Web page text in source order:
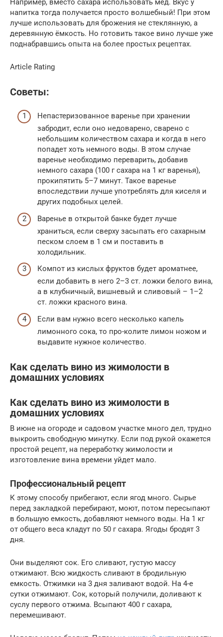
напитка тогда получается просто волшебный! При этом
лучше использовать для брожения не стеклянную, а
деревянную ёмкость. Но готовить такое вино лучше уже
поднабравшись опыта на более простых рецептах.
Article Rating
Советы:
Непастеризованное варенье при хранении
забродит, если оно недоварено, сварено с
небольшим количеством сахара и когда в него
попадет хоть немного воды. В этом случае
варенье необходимо переварить, добавив
немного сахара (100 г сахара на 1 кг варенья),
прокипятить 5–7 минут. Такое варенье
впоследствии лучше употреблять для киселя и
других подобных целей.
Варенье в открытой банке будет лучше
храниться, если сверху засыпать его сахарным
песком слоем в 1 см и поставить в
холодильник.
Компот из кислых фруктов будет ароматнее,
если добавить в него 2–3 ст. ложки белого вина,
а в клубничный, вишневый и сливовый – 1–2
ст. ложки красного вина.
Если вам нужно всего несколько капель
лимонного сока, то про-колите лимон ножом и
выдавите нужное количество.
Как сделать вино из жимолости в
домашних условиях
Как сделать вино из жимолости в
домашних условиях
В июне на огороде и садовом участке много дел, трудно
выкроить свободную минутку. Если под рукой окажется
простой рецепт, на переработку жимолости и
изготовление вина времени уйдет мало.
Профессиональный рецепт
К этому способу прибегают, если ягод много. Сырье
перед закладкой перебирают, моют, потом пересыпают
в большую емкость, добавляют немного воды. На 1 кг
от общего веса кладут по 50 г сахара. Ягоды бродят 3
дня.
Они выделяют сок. Его сливают, густую массу
отжимают. Всю жидкость сливают в бродильную
емкость. Отжимки на 3 дня заливают водой. На 4-е
сутки отжимают. Сок, который получили, доливают к
суслу первого отжима. Всыпают 400 г сахара,
перемешивают.